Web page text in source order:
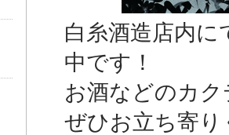
白糸酒造店内に
中です！
お酒などのカ
ぜひお立ち寄